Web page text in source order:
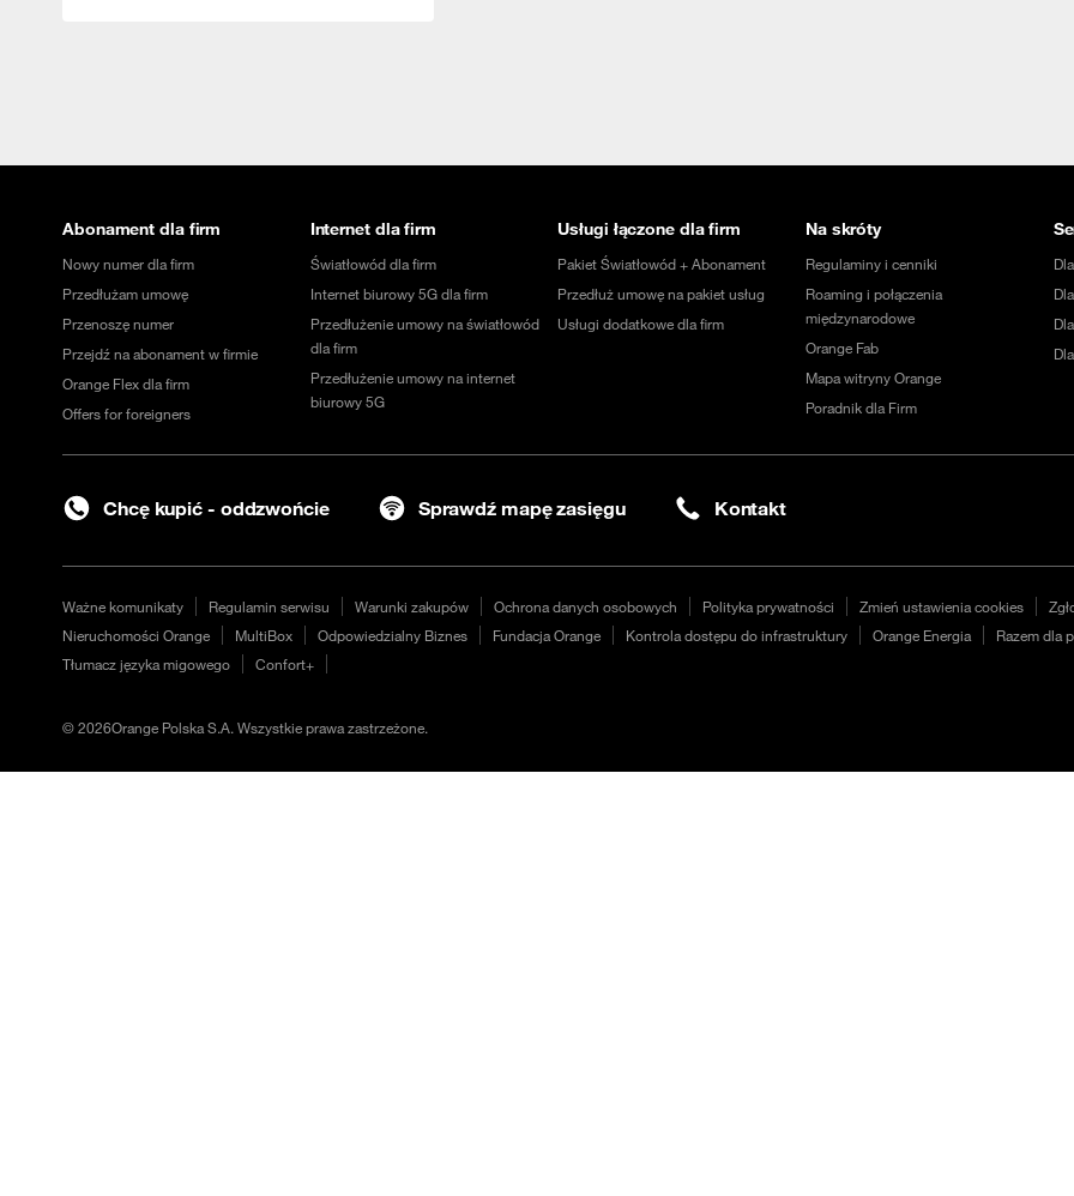
Abonament dla firm
Nowy numer dla firm
Przedłużam umowę
Przenoszę numer
Przejdź na abonament w firmie
Orange Flex dla firm
Offers for foreigners
Internet dla firm
Światłowód dla firm
Internet biurowy 5G dla firm
Przedłużenie umowy na światłowód
dla firm
Przedłużenie umowy na internet
biurowy 5G
Usługi łączone dla firm
Pakiet Światłowód + Abonament
Przedłuż umowę na pakiet usług
Usługi dodatkowe dla firm
Na skróty
Regulaminy i cenniki
Roaming i połączenia
międzynarodowe
Orange Fab
Mapa witryny Orange
Poradnik dla Firm
Chcę kupić - oddzwońcie Sprawdź mapę zasięgu Kontakt
Ważne komunikaty Regulamin serwisu Warunki zakupów Ochrona danych osobowych Polityka prywatności Zmień ustawienia cookies
Nieruchomości Orange
MultiBox Odpowiedzialny Biznes Fundacja Orange Kontrola dostępu do infrastruktury Orange Energia Razem dla
Tłumacz języka migowego
Confort+
©2026Orange Polska S.A. Wszystkie prawa zastrzeżone.